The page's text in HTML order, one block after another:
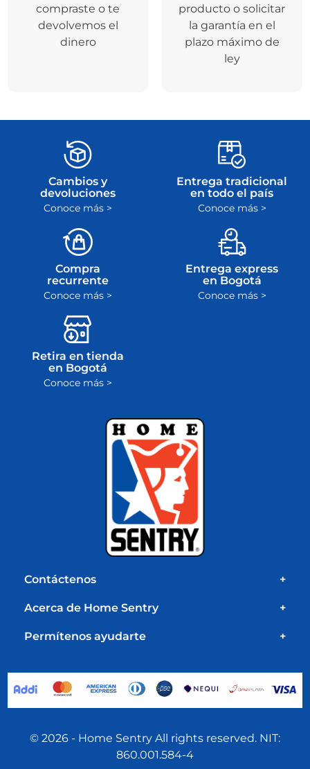
compraste o te
devolvemos el
dinero
producto o solicitar
la garantía en el
plazo máximo de
ley
Cambios y
devoluciones
Conoce más >
Entrega tradicional
en todo el país
Conoce más >
Compra
recurrente
Conoce más >
Entrega express
en Bogotá
Conoce más >
Retira en tienda
en Bogotá
Conoce más >
Contáctenos +
Acerca de Home Sentry +
Permítenos ayudarte +
© 2026 - Home Sentry All rights reserved. NIT:
860.001.584-4